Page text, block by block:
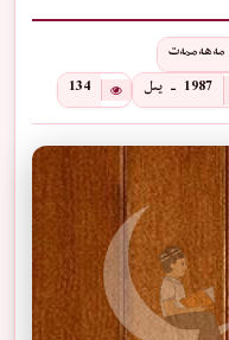
مەھەممەت
1987 - يىل 134